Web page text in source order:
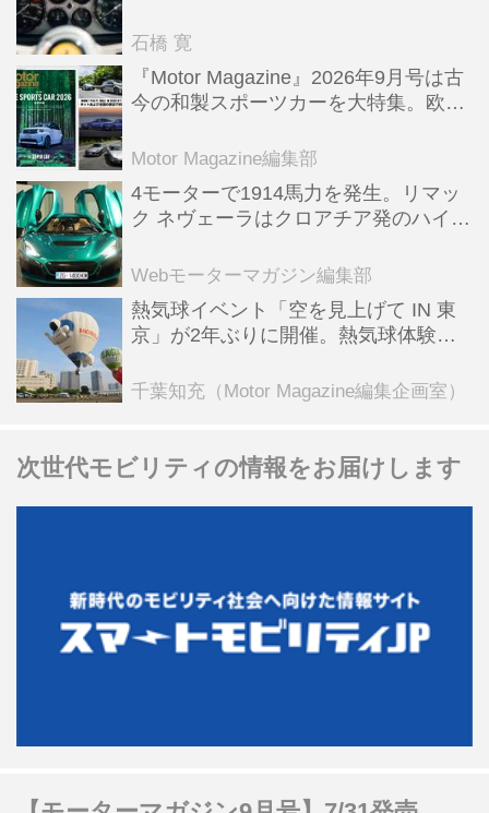
石橋 寛
『Motor Magazine』2026年9月号は古
今の和製スポーツカーを大特集。欧州
Motor Magazine編集部
4モーターで1914馬力を発生。リマッ
ク ネヴェーラはクロアチア発のハイパ
全版／115】
Webモーターマガジン編集部
熱気球イベント「空を見上げて IN 東
京」が2年ぶりに開催。熱気球体験搭
ンテンツも
千葉知充（Motor Magazine編集企画室）
次世代モビリティの情報をお届けします